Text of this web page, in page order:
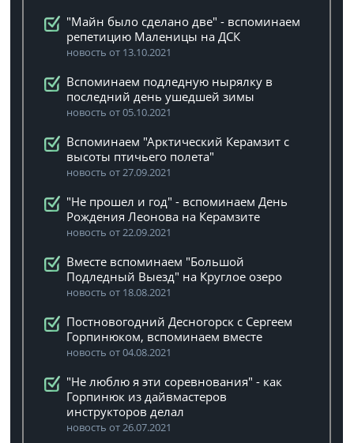
"Майн было сделано две" - вспоминаем
репетицию Маленицы на ДСК
новость от 13.10.2021
Вспоминаем подледную нырялку в
последний день ушедшей зимы
новость от 05.10.2021
Вспоминаем "Арктический Керамзит с
высоты птичьего полета"
новость от 27.09.2021
"Не прошел и год" - вспоминаем День
Рождения Леонова на Керамзите
новость от 22.09.2021
Вместе вспоминаем "Большой
Подледный Выезд" на Круглое озеро
новость от 18.08.2021
Постновогодний Десногорск с Сергеем
Горпинюком, вспоминаем вместе
новость от 04.08.2021
"Не люблю я эти соревнования" - как
Горпинюк из дайвмастеров
инструкторов делал
новость от 26.07.2021